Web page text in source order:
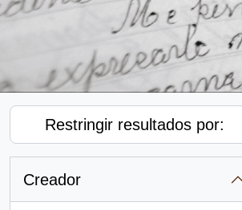
Restringir resultados por:
Creador